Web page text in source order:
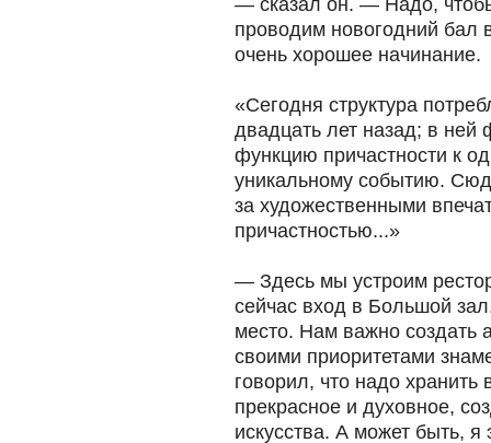
— сказал он. — Надо,
проводим новогодний бал
очень хорошее начинание.
«Сегодня структура
двадцать лет назад; в
функцию причастности к
уникальному событию.
за художественными
причастностью...»
— Здесь мы устроим
сейчас вход в Большой
место. Нам важно
своими приоритетами
говорил, что надо
прекрасное и духовное,
искусства. А может быть,